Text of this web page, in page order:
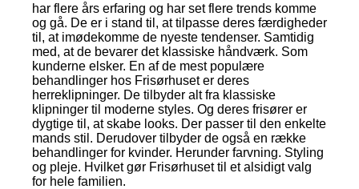
har flere års erfaring og har set flere trends komme
og gå. De er i stand til, at tilpasse deres færdigheder
til, at imødekomme de nyeste tendenser. Samtidig
med, at de bevarer det klassiske håndværk. Som
kunderne elsker. En af de mest populære
behandlinger hos Frisørhuset er deres
herreklipninger. De tilbyder alt fra klassiske
klipninger til moderne styles. Og deres frisører er
dygtige til, at skabe looks. Der passer til den enkelte
mands stil. Derudover tilbyder de også en række
behandlinger for kvinder. Herunder farvning. Styling
og pleje. Hvilket gør Frisørhuset til et alsidigt valg
for hele familien.